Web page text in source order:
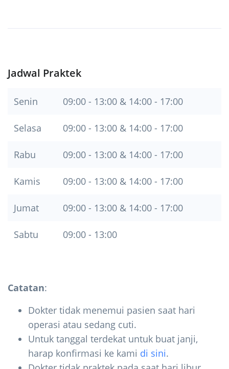
Jadwal Praktek
Senin 09:00 - 13:00 & 14:00 - 17:00
Selasa 09:00 - 13:00 & 14:00 - 17:00
Rabu 09:00 - 13:00 & 14:00 - 17:00
Kamis 09:00 - 13:00 & 14:00 - 17:00
Jumat 09:00 - 13:00 & 14:00 - 17:00
Sabtu 09:00 - 13:00
Catatan:
Dokter tidak menemui pasien saat hari
operasi atau sedang cuti.
Untuk tanggal terdekat untuk buat janji,
harap konfirmasi ke kami di sini.